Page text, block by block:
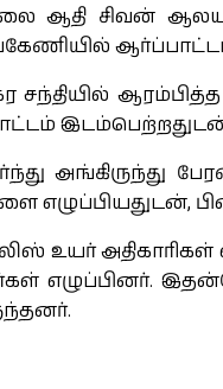
ஆதி சிவன்
சந்தியில்
அங்கிருந்து
எழுப்பியதுடன்,
உயர் அதிகாரிகள்
எழுப்பினர்.